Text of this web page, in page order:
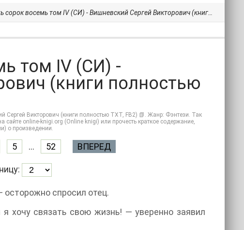
восемь том IV (СИ) - Вишневский Сергей Викторович (книги полностью TXT, FB2) 📗
том IV (СИ) -
(книги полностью
Сергей Викторович (книги полностью TXT, FB2) 📗. Жанр: Фэнтези. Так
сайте online-knigi.org (Online knigi) или прочесть краткое содержание,
о произведении.
5 ... 52 ВПЕРЕД
спросил отец.
хочу связать свою жизнь! — уверенно заявил